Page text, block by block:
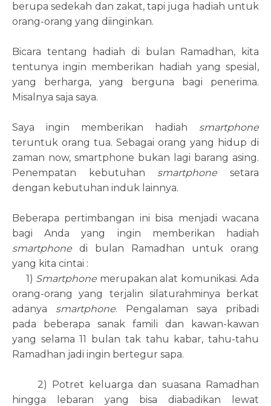
berupa sedekah dan zakat, tapi juga hadiah untuk
orang-orang yang diinginkan.
Bicara tentang hadiah di bulan Ramadhan, kita
tentunya ingin memberikan hadiah yang spesial,
yang berharga, yang berguna bagi penerima.
Misalnya saja saya.
Saya ingin memberikan hadiah smartphone
teruntuk orang tua. Sebagai orang yang hidup di
zaman now, smartphone bukan lagi barang asing.
Penempatan kebutuhan smartphone setara
dengan kebutuhan induk lainnya.
Beberapa pertimbangan ini bisa menjadi wacana
bagi Anda yang ingin memberikan hadiah
smartphone di bulan Ramadhan untuk orang
yang kita cintai :
1) Smartphone merupakan alat komunikasi. Ada
orang-orang yang terjalin silaturahminya berkat
adanya smartphone. Pengalaman saya pribadi
pada beberapa sanak famili dan kawan-kawan
yang selama 11 bulan tak tahu kabar, tahu-tahu
Ramadhan jadi ingin bertegur sapa.
2) Potret keluarga dan suasana Ramadhan
hingga lebaran yang bisa diabadikan lewat